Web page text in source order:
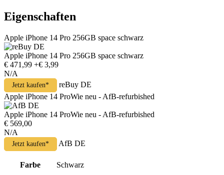
Eigenschaften
Apple iPhone 14 Pro 256GB space schwarz
Apple iPhone 14 Pro 256GB space schwarz
€ 471,99 +€ 3,99
N/A
Jetzt kaufen*
reBuy DE
Apple iPhone 14 ProWie neu - AfB-refurbished
Apple iPhone 14 ProWie neu - AfB-refurbished
€ 569,00
N/A
Jetzt kaufen* AfB DE
Farbe Schwarz